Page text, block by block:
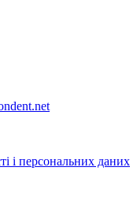
і персональних даних